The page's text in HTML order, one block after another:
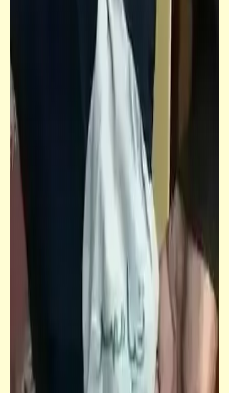
إضحك مع خمسة كوميكس (25)
قصص_سخصية مصر
سخصية مصر | المثلبة (الرذيلة) الثامنة عشرة:
الاسْتِهْتارُ بقيمة الإنْسانِ المِصْري (خاصَّةً المَرْأَة)
ومُعامَلَتُهُ كَمواطِنٍ مِنَ الدَرَجَةِ الثانيةِ وتَفْضيلُ
الأَجْنَبي عَلَيْهِ وكَذَلِكَ تَقْديمُ الحَجَرِ عَلَى البَشَر